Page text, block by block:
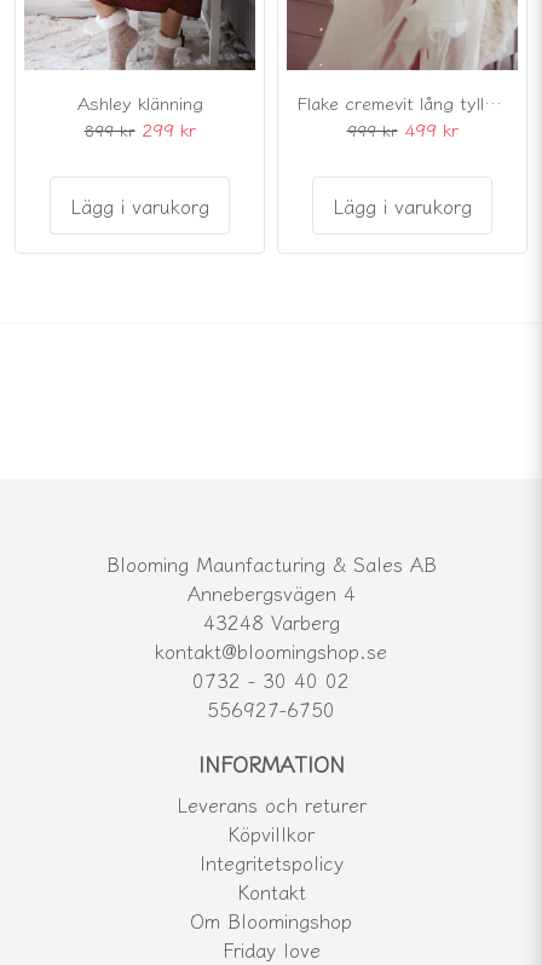
Ashley klänning
899 kr 299 kr
Lägg i varukorg
Flake cremevit lång tyllkjol
999 kr 499 kr
Lägg i varukorg
Blooming Maunfacturing & Sales AB
Annebergsvägen 4
43248 Varberg
kontakt@bloomingshop.se
0732 - 30 40 02
556927-6750
INFORMATION
Leverans och returer
Köpvillkor
Integritetspolicy
Kontakt
Om Bloomingshop
Friday love